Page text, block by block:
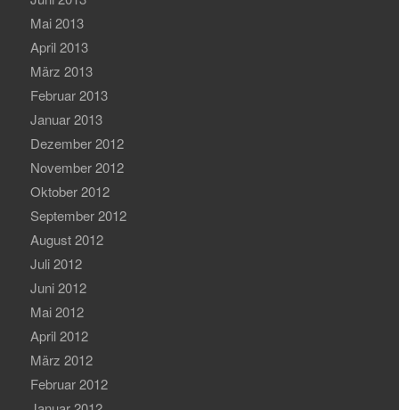
Mai 2013
April 2013
März 2013
Februar 2013
Januar 2013
Dezember 2012
November 2012
Oktober 2012
September 2012
August 2012
Juli 2012
Juni 2012
Mai 2012
April 2012
März 2012
Februar 2012